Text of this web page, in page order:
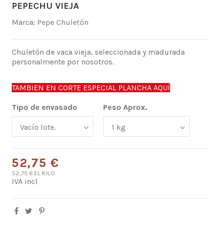
PEPECHU VIEJA
Marca: Pepe Chuletón
Chuletón de vaca vieja, seleccionada y madurada
personalmente por nosotros.
TAMBIEN EN CORTE ESPECIAL PLANCHA AQUÍ
Tipo de envasado Peso Aprox.
52,75 €
52,75 € EL KILO
IVA incl